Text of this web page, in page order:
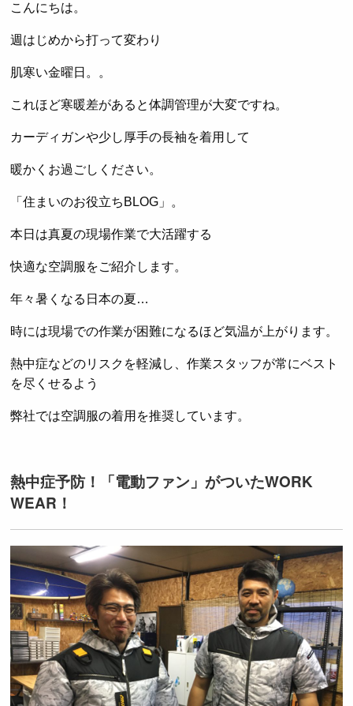
こんにちは。
週はじめから打って変わり
肌寒い金曜日。。
これほど寒暖差があると体調管理が大変ですね。
カーディガンや少し厚手の長袖を着用して
暖かくお過ごしください。
「住まいのお役立ちBLOG」。
本日は真夏の現場作業で大活躍する
快適な空調服をご紹介します。
年々暑くなる日本の夏…
時には現場での作業が困難になるほど気温が上がります。
熱中症などのリスクを軽減し、作業スタッフが常にベスト
を尽くせるよう
弊社では空調服の着用を推奨しています。
熱中症予防！「電動ファン」がついたWORK
WEAR！